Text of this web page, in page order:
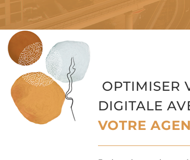
OPTIMISER
DIGITALE
VOTRE